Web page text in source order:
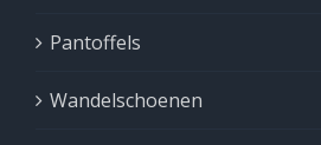
Pantoffels
Wandelschoenen